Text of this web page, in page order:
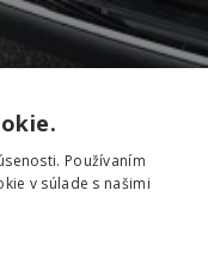
Používaním
v súlade s našimi